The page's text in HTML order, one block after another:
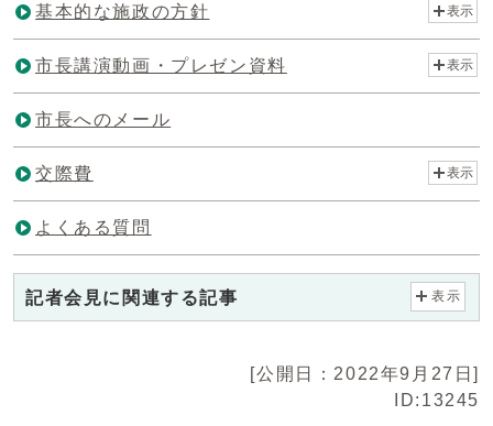
基本的な施政の方針 表示
市長講演動画・プレゼン資料 表示
市長へのメール
交際費 表示
よくある質問
記者会見に関連する記事 表示
[公開日：2022年9月27日]
ID:13245